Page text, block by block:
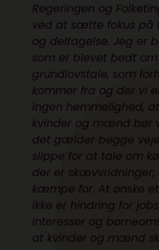
Regeringen og
ved at sætte fokus på
og deltagelse. Jeg er
som er blevet bedt
grundlovstale, som
kommer fra og der vi
ingen hemmelighed,
kvinder og mænd bør
det gælder begge
slippe for at tale om
der er
kæmpe for. At ønske
ikke er hindring for
interesser og
at kvinder og mænd